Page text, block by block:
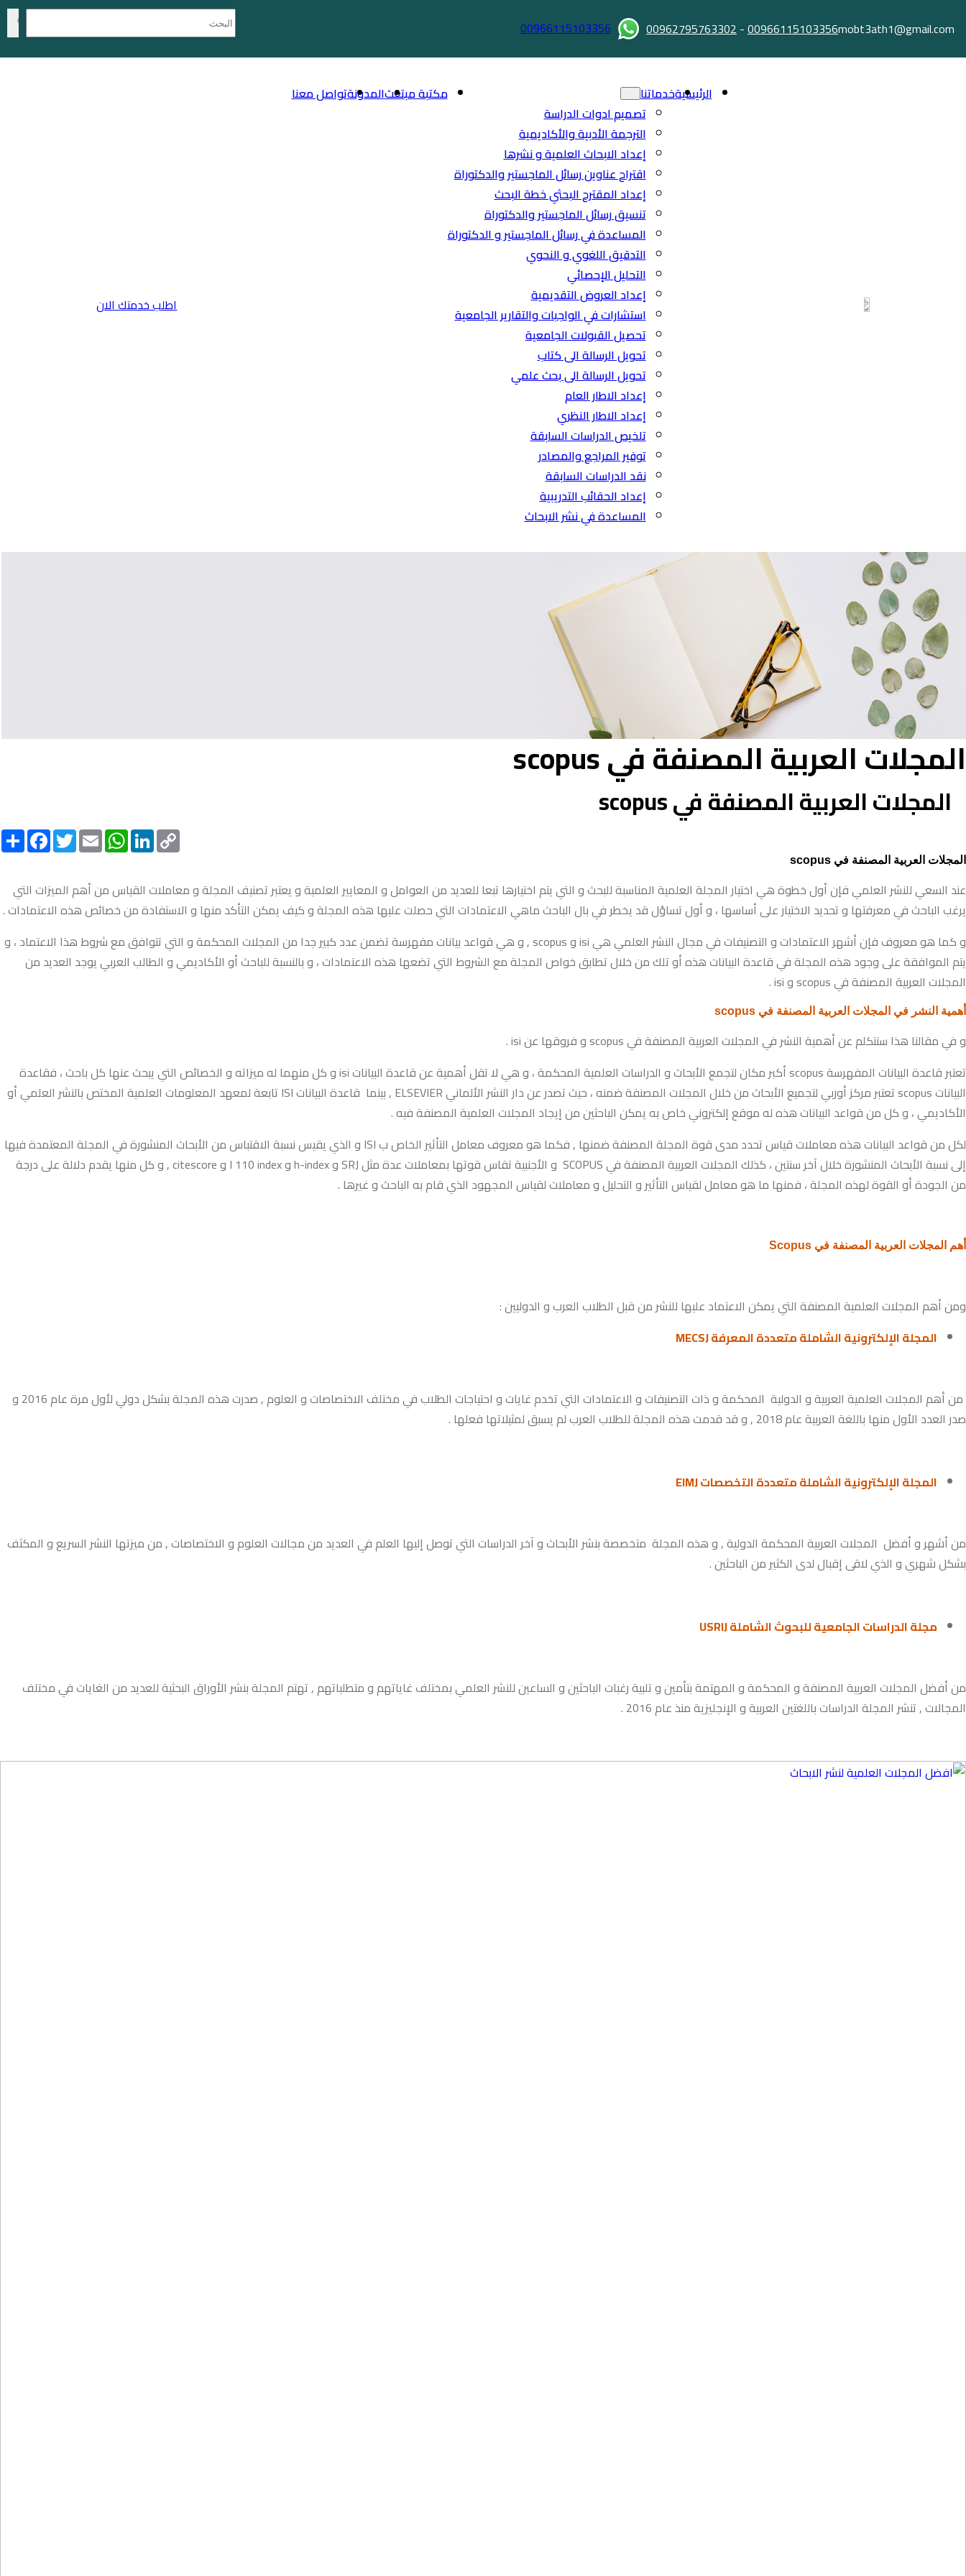
mobt3ath1@gmail.com
00966115103356
-
00962795763302
00966115103356
الرئيسيةخدماتنا
تصميم ادوات الدراسة
الترجمة الأدبية والأكاديمية
إعداد الابحاث العلمية و نشرها
اقتراح عناوين رسائل الماجستير والدكتوراة
إعداد المقترح البحثي خطة البحث
تنسيق رسائل الماجستير والدكتوراة
المساعدة في رسائل الماجستير و الدكتوراة
التدقيق اللغوي و النحوي
التحليل الإحصائي
إعداد العروض التقديمية
استشارات في الواجبات والتقارير الجامعية
تحصيل القبولات الجامعية
تحويل الرسالة الى كتاب
تحويل الرسالة الى بحث علمي
إعداد الاطار العام
إعداد الاطار النظري
تلخيص الدراسات السابقة
توفير المراجع والمصادر
نقد الدراسات السابقة
إعداد الحقائب التدريبية
المساعدة في نشر الابحاث
مكتبة مبتعثالمدونةتواصل معنا
اطلب خدمتك الان
المجلات العربية المصنفة في scopus
المجلات العربية المصنفة في scopus
FacebookTwitterEmail
WhatsAppLinkedInCopy
Link
المجلات العربية المصنفة في scopus
عند السعي للنشر العلمي فإن أول خطوة هي اختيار المجلة العلمية المناسبة للبحث و التي يتم اختيارها تبعا للعديد من العوامل و المعايير العلمية و يعتبر تصنيف المجلة و معاملات القياس من أهم الميزات التي
يرغب الباحث في معرفتها و تحديد الاختيار على أساسها ، و أول تساؤل قد يخطر في بال الباحث ماهي الاعتمادات التي حصلت عليها هذه المجلة و كيف يمكن التأكد منها و الاستفادة من خصائص هذه الاعتمادات .
و كما هو معروف فإن أشهر الاعتمادات و التصنيفات في مجال النشر العلمي هي isi و scopus , و هي قواعد بيانات مفهرسة تضمن عدد كبير جدا من المجلات المحكمة و التي تتوافق مع شروط هذا الاعتماد ، و
يتم الموافقة على وجود هذه المجلة في قاعدة البيانات هذه أو تلك من خلال تطابق خواص المجلة مع الشروط التي تضعها هذه الاعتمادات ، و بالنسبة للباحث أو الأكاديمي و الطالب العربي يوجد العديد من
المجلات العربية المصنفة في scopus و isi .
أهمية النشر في المجلات العربية المصنفة في scopus
و في مقالنا هذا سنتكلم عن أهمية النشر في المجلات العربية المصنفة في scopus و فروقها عن isi .
تعتبر قاعدة البيانات المفهرسة scopus أكبر مكان لتجمع الأبحاث و الدراسات العلمية المحكمة ، و هي لا تقل أهمية عن قاعدة البيانات isi و كل منهما له ميزاته و الخصائص التي يبحث عنها كل باحث ، فقاعدة
البيانات scopus تعتبر مركز أوربي لتجميع الأبحاث من خلال المجلات المصنفة ضمنه ، حيث تصدر عن دار النشر الألماني ELSEVIER , بينما قاعدة البيانات ISI تابعة لمعهد المعلومات العلمية المختص بالنشر العلمي أو
الأكاديمي ، و كل من قواعد البيانات هذه له موقع إلكتروني خاص به يمكن الباحثين من إيجاد المجلات العلمية المصنفة فيه .
لكل من قواعد البيانات هذه معاملات قياس تحدد مدى قوة المجلة المصنفة ضمنها , فكما هو معروف معامل التأثير الخاص ب ISI و الذي يقيس نسبة الاقتباس من الأبحاث المنشورة في المجلة المعتمدة فيها
إلى نسبة الأبحاث المنشورة خلال آخر سنتين ، كذلك المجلات العربية المصنفة في SCOPUS و الأجنبية تقاس قوتها بمعاملات عدة مثل SRJ و h-index و I 110 index و citescore , و كل منها يقدم دلالة على درجة
من الجودة أو القوة لهذه المجلة ، فمنها ما هو معامل لقياس التأثير و التحليل و معاملات لقياس المجهود الذي قام به الباحث و غيرها .
أهم المجلات العربية المصنفة في Scopus
ومن أهم المجلات العلمية المصنفة التي يمكن الاعتماد عليها للنشر من قبل الطلاب العرب و الدوليين :
المجلة الإلكترونية الشاملة متعددة المعرفة MECSJ
من أهم المجلات العلمية العربية و الدولية المحكمة و ذات التصنيفات و الاعتمادات التي تخدم غايات و احتياجات الطلاب في مختلف الاختصاصات و العلوم , صدرت هذه المجلة بشكل دولي لأول مرة عام 2016 و
صدر العدد الأول منها باللغة العربية عام 2018 , و قد قدمت هذه المجلة للطلاب العرب لم يسبق لمثيلاتها فعلها .
المجلة الإلكترونية الشاملة متعددة التخصصات EIMJ
من أشهر و أفضل المجلات العربية المحكمة الدولية , و هذه المجلة متخصصة بنشر الأبحاث و آخر الدراسات التي توصل إليها العلم في العديد من مجالات العلوم و الاختصاصات , من ميزتها النشر السريع و المكثف
بشكل شهري و الذي لاقى إقبال لدى الكثير من الباحثين .
مجلة الدراسات الجامعية للبحوث الشاملة USRIJ
من أفضل المجلات العربية المصنفة و المحكمة و المهتمة بتأمين و تلبية رغبات الباحثين و الساعين للنشر العلمي بمختلف غاياتهم و متطلباتهم , تهتم المجلة بنشر الأوراق البحثية للعديد من الغايات في مختلف
المجالات , تنشر المجلة الدراسات باللغتين العربية و الإنجليزية منذ عام 2016 .